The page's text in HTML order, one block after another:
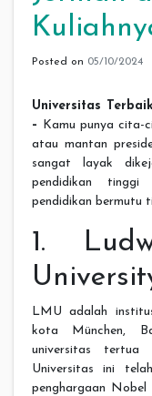
Posted on 05/10/2024
Universitas
–
Kamu punya cita-
atau mantan
sangat layak
pendidikan
pendidikan bermutu
1.
LMU adalah
kota München,
universitas tertua
Universitas ini
penghargaan Nobel